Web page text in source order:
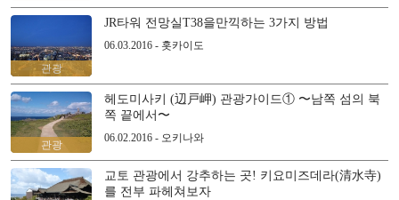
관광
JR타워 전망실T38을만끽하는 3가지 방법
06.03.2016 - 홋카이도
관광
헤도미사키 (辺戸岬) 관광가이드① 〜남쪽 섬의 북
쪽 끝에서〜
06.02.2016 - 오키나와
교토 관광에서 강추하는 곳! 키요미즈데라(清水寺)
를 전부 파헤쳐보자